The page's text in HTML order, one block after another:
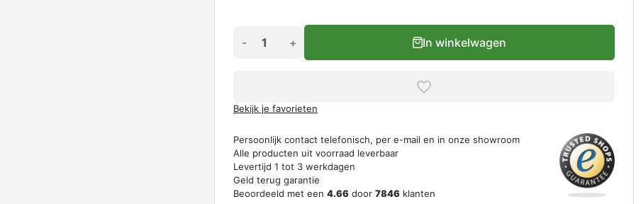
- + In winkelwagen
Bekijk je favorieten
Persoonlijk contact telefonisch, per e-mail en in onze showroom
Alle producten uit voorraad leverbaar
Levertijd 1 tot 3 werkdagen
Geld terug garantie
Beoordeeld met een 4.66 door 7846 klanten